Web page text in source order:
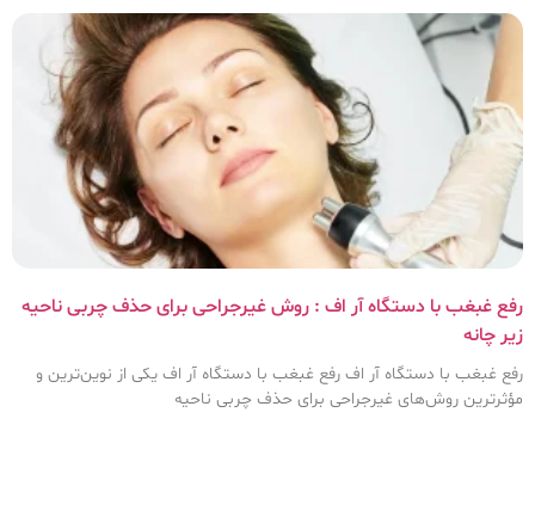
رفع غبغب با دستگاه آر اف : روش غیرجراحی برای حذف چربی ناحیه
زیر چانه
رفع غبغب با دستگاه آر اف رفع غبغب با دستگاه آر اف یکی از نوین‌ترین و
مؤثرترین روش‌های غیرجراحی برای حذف چربی ناحیه